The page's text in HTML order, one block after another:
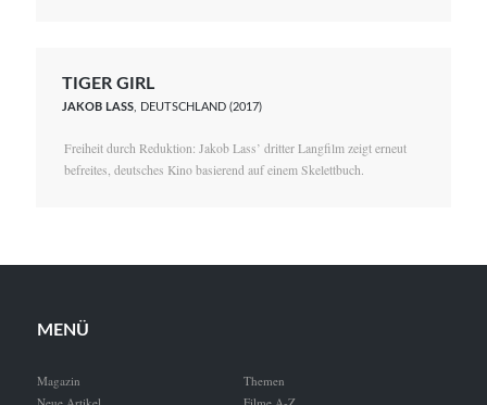
TIGER GIRL
JAKOB LASS , DEUTSCHLAND (2017)
Freiheit durch Reduktion: Jakob Lass’ dritter Langfilm zeigt erneut
befreites, deutsches Kino basierend auf einem Skelettbuch.
MENÜ
Magazin
Themen